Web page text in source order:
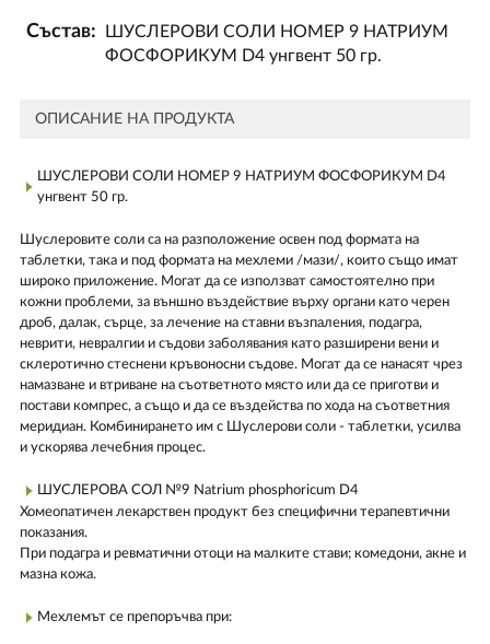
Състав:
ШУСЛЕРОВИ СОЛИ НОМЕР 9 НАТРИУМ
ФОСФОРИКУМ D4 унгвент 50 гр.
ОПИСАНИЕ НА ПРОДУКТА
ШУСЛЕРОВИ СОЛИ НОМЕР 9 НАТРИУМ ФОСФОРИКУМ D4
унгвент 50 гр.
Шуслеровите соли са на разположение освен под формата на
таблетки, така и под формата на мехлеми /мази/, които също имат
широко приложение. Могат да се използват самостоятелно при
кожни проблеми, за външно въздействие върху органи като черен
дроб, далак, сърце, за лечение на ставни възпаления, подагра,
неврити, невралгии и съдови заболявания като разширени вени и
склеротично стеснени кръвоносни съдове. Могат да се нанасят чрез
намазване и втриване на съответното място или да се приготви и
постави компрес, а също и да се въздейства по хода на съответния
меридиан. Комбинирането им с Шуслерови соли - таблетки, усилва
и ускорява лечебния процес.
ШУСЛЕРОВА СОЛ №9 Natrium phosphoricum D4
Хомеопатичен лекарствен продукт без специфични терапевтични
показания.
При подагра и ревматични отоци на малките стави; комедони, акне и
мазна кожа.
Мехлемът се препоръчва при: